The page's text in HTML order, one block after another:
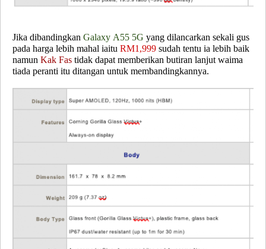
Jika dibandingkan Galaxy A55 5G yang dilancarkan sekali gus
pada harga lebih mahal iaitu RM1,999 sudah tentu ia lebih baik
namun Kak Fas tidak dapat memberikan butiran lanjut waima
tiada peranti itu ditangan untuk membandingkannya.